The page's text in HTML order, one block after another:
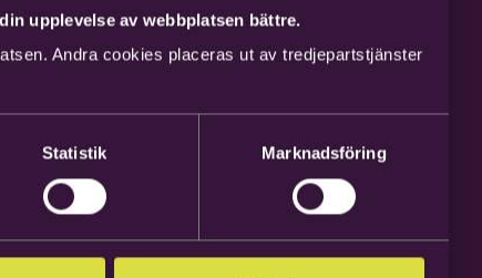
upplevelse av webbplatsen bättre.
Andra cookies placeras ut av tredjepartstjänster
Statistik Marknadsföring